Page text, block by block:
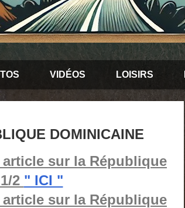
VIDÉOS LOISIRS
DOMINICAINE
sur la République
2 " ICI "
sur la République